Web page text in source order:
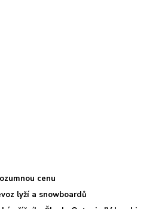
cenu
lyží a snowboardů